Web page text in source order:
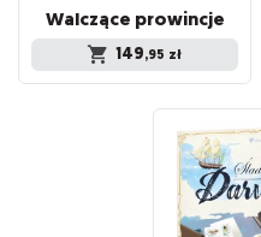
Walczące prowincje
149,95 zł